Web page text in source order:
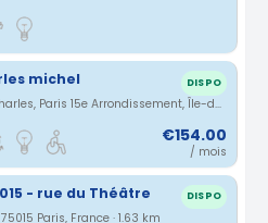
michel DISPO
75 Rue Saint-Charles, Paris 15e Arrondissement, Île-de-France, France · 1.62 km
€154.00
/ mois
- rue du Théâtre DISPO
Paris, France · 1.63 km